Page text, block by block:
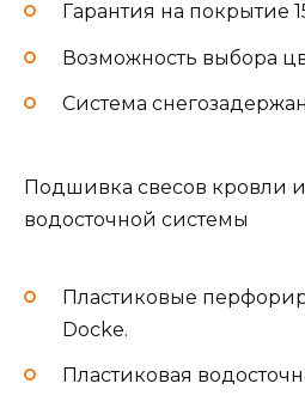
Гарантия на покрытие
Возможность выбора
Система
Подшивка свесов кровли и
водосточной системы
Пластиковые
Docke.
Пластиковая